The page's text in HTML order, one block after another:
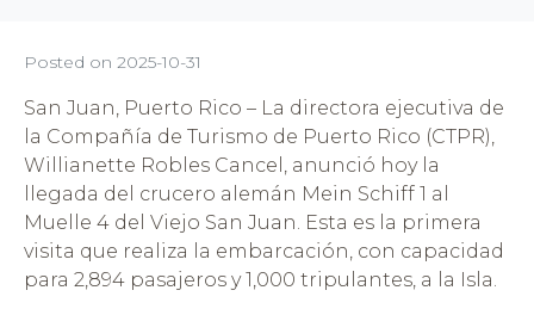
Posted on 2025-10-31
San Juan, Puerto Rico – La directora ejecutiva de
la Compañía de Turismo de Puerto Rico (CTPR),
Willianette Robles Cancel, anunció hoy la
llegada del crucero alemán Mein Schiff 1 al
Muelle 4 del Viejo San Juan. Esta es la primera
visita que realiza la embarcación, con capacidad
para 2,894 pasajeros y 1,000 tripulantes, a la Isla.